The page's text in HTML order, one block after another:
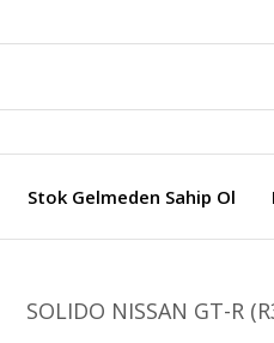
Stok Gelmeden Sahip Ol
SOLIDO NISSAN GT-R